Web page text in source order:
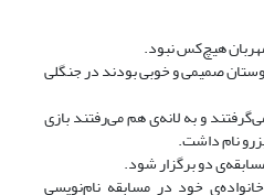
هیچ‌کس نبود.
صمیمی و خوبی بودند در جنگلی
و به لانه‌ی هم می‌رفتند بازی
نام داشت.
دو برگزار شود.
خود در مسابقه نام‌نویسی